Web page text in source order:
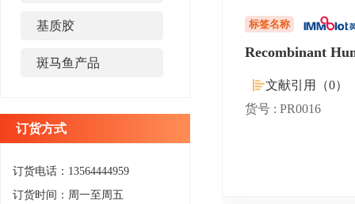
基质胶
斑马鱼产品
订货方式
订货电话：13564444959
订货时间：周一至周五
标签名称
Recombinant
文献引用（0）
货号 : PR0016